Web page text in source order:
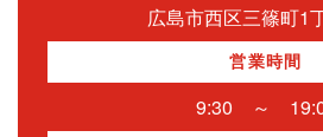
広島市西区三篠町1
営業時間
9:30 ～